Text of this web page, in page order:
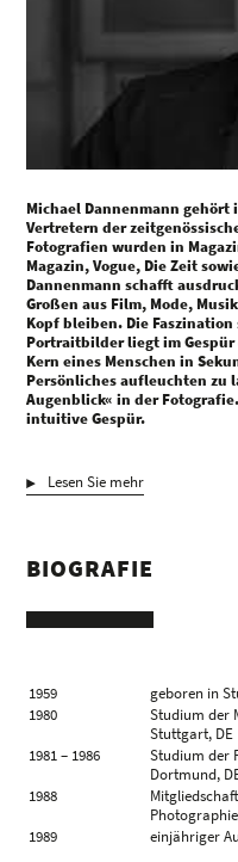
Michael Dannenmann
Vertretern der
Fotografien wurden in
Magazin, Vogue, Die Zeit
Dannenmann schafft
Großen aus Film, Mode,
Kopf bleiben. Die
Portraitbilder liegt im
Kern eines Menschen in
Persönliches aufleuchten zu
Augenblick« in der
intuitive Gespür.
Lesen Sie mehr
BIOGRAFIE
1959
geboren in
1980
Studium der
Stuttgart, DE
1981 – 1986
Studium der
Dortmund,
1988
Photographie
1989
einjähriger